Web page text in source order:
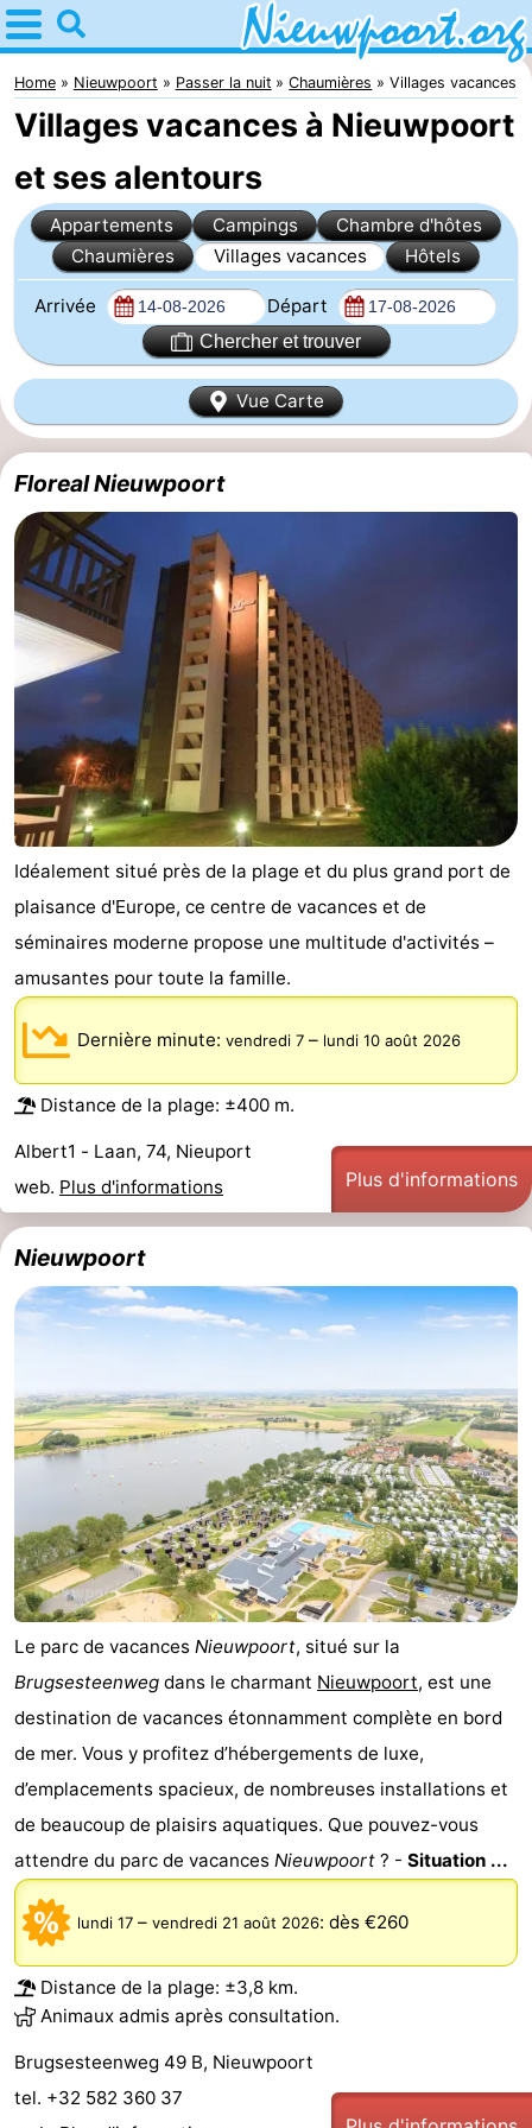
Home
Nieuwpoort
Astuces
Avec
les
enfants
Passer
nuit
Appartements
-
Holiday
Suites
Nieuwpoort
-
Holiday
Suites
Westende
Campings
Chambre
d'hôtes
Chaumières
-
Nieuwpoort
Oostduinkerke
zee
Westende
Hôtels
Last
minutes
Plages
Voir
et
faire
Lieux
d'intérêt
Musées
-
Monuments
-
Points
de
vue
Attractions
-
Fermes
-
de
Aires
jeux
intérieures
-
Parcours
mini-
golf
bien-
être
Villages
&
villes
Nature
Sports
-
Faire
vélo
-
Équitation
-
Terrains
de
golf
Surfen
-
Equitation
Boire
et
Événements
Home Nieuwpoort Passer la nuit Chaumières Villages vacances
Villages vacances à Nieuwpoort
et ses alentours
Appartements Campings
Chambre d'hôtes
Chaumières
Villages vacances Hôtels
Arrivée Départ
Chercher et trouver
Vue Carte
Floreal Nieuwpoort
Idéalement situé près de la plage et du plus grand port de
plaisance d'Europe, ce centre de vacances et de
séminaires moderne propose une multitude d'activités –
amusantes pour toute la famille.
Dernière minute: vendredi 7 – lundi 10 août 2026
Distance de la plage: ±400 m.
Albert1 - Laan, 74, Nieuport
web. Plus d'informations Plus d'informations
Nieuwpoort
Le parc de vacances Nieuwpoort, situé sur la
Brugsesteenweg dans le charmant Nieuwpoort, est une
destination de vacances étonnamment complète en bord
de mer. Vous y profitez d’hébergements de luxe,
d’emplacements spacieux, de nombreuses installations et
de beaucoup de plaisirs aquatiques. Que pouvez-vous
attendre du parc de vacances Nieuwpoort ? - Situation ...
lundi 17 – vendredi 21 août 2026: dès €260
Distance de la plage: ±3,8 km.
Animaux admis après consultation.
Brugsesteenweg 49 B, Nieuwpoort
tel. +32 582 360 37